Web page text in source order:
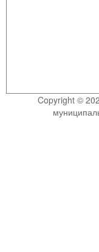
Copyright ©